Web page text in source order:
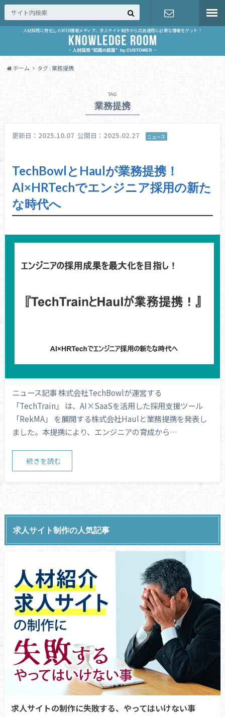
人材採用に特化したWEB情報メディア、求人サイト制作から広告運用に必要な情報をゲット！
お問い合せ
ホーム タグ : 業務提携
TAG
業務提携
更新日：2025.10.07 公開日：2025.02.27 ニュース
TechBowlとHaulが業務提携！
AI×HRTechでエンジニア採用の新た
な時代へ
ニュース記事 株式会社TechBowlが運営する
「TechTrain」 は、AI×SaaSを活用した採用支援ツール
「RekMA」 を展開する株式会社Haulと業務提携を発表し
ました。本提携により、エンジニアの育成から…
続きを読む
求人サイト制作の人気記事
求人サイトの制作に失敗する、やってはいけない事